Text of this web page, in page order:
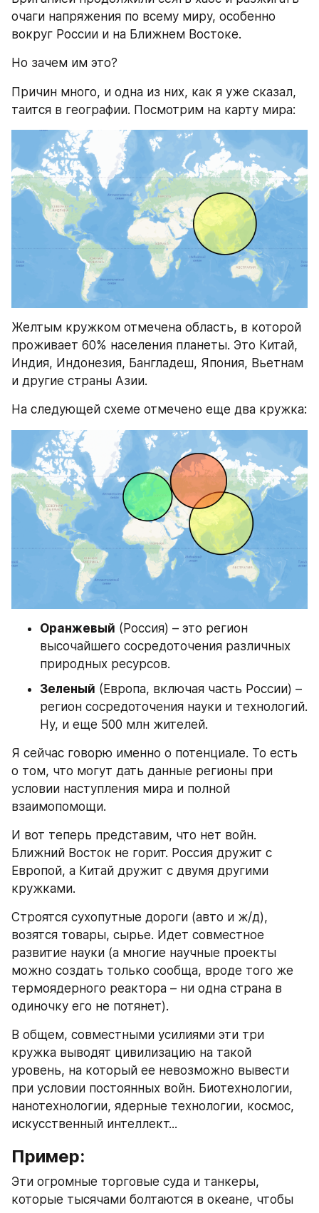
очаги напряжения по всему миру, особенно
вокруг России и на Ближнем Востоке.
Но зачем им это?
Причин много, и одна из них, как я уже сказал,
таится в географии. Посмотрим на карту мира:
Желтым кружком отмечена область, в которой
проживает 60% населения планеты. Это Китай,
Индия, Индонезия, Бангладеш, Япония, Вьетнам
и другие страны Азии.
На следующей схеме отмечено еще два кружка:
Оранжевый (Россия) – это регион
высочайшего сосредоточения различных
природных ресурсов.
Зеленый (Европа, включая часть России) –
регион сосредоточения науки и технологий.
Ну, и еще 500 млн жителей.
Я сейчас говорю именно о потенциале. То есть
о том, что могут дать данные регионы при
условии наступления мира и полной
взаимопомощи.
И вот теперь представим, что нет войн.
Ближний Восток не горит. Россия дружит с
Европой, а Китай дружит с двумя другими
кружками.
Строятся сухопутные дороги (авто и ж/д),
возятся товары, сырье. Идет совместное
развитие науки (а многие научные проекты
можно создать только сообща, вроде того же
термоядерного реактора – ни одна страна в
одиночку его не потянет).
В общем, совместными усилиями эти три
кружка выводят цивилизацию на такой
уровень, на который ее невозможно вывести
при условии постоянных войн. Биотехнологии,
нанотехнологии, ядерные технологии, космос,
искусственный интеллект...
Пример:
Эти огромные торговые суда и танкеры,
которые тысячами болтаются в океане, чтобы